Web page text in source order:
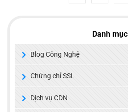
Danh mục
Blog Công Nghệ
Chứng chỉ SSL
Dịch vụ CDN